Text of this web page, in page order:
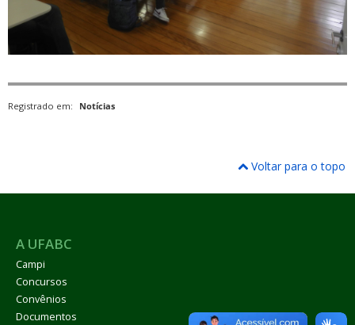
Registrado em: Notícias
Voltar para o topo
A UFABC
Campi
Concursos
Convênios
Documentos